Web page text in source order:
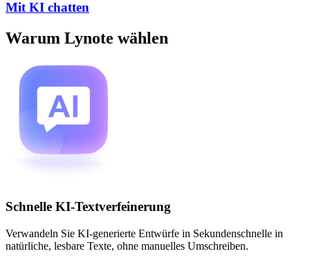
Mit KI chatten
Warum Lynote wählen
Schnelle KI-Textverfeinerung
Verwandeln Sie KI-generierte Entwürfe in Sekundenschnelle in
natürliche, lesbare Texte, ohne manuelles Umschreiben.